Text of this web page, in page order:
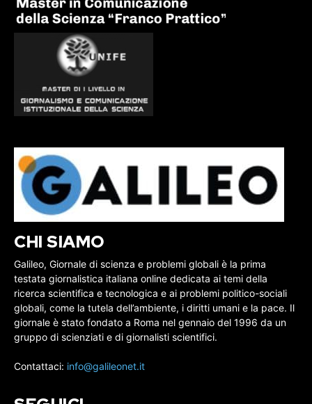
CHI SIAMO
Galileo, Giornale di scienza e problemi globali è la prima
testata giornalistica italiana online dedicata ai temi della
ricerca scientifica e tecnologica e ai problemi politico-sociali
globali, come la tutela dell’ambiente, i diritti umani e la pace. Il
giornale è stato fondato a Roma nel gennaio del 1996 da un
gruppo di scienziati e di giornalisti scientifici.
Contattaci: info@galileonet.it